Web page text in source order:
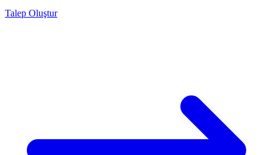
Talep Oluştur